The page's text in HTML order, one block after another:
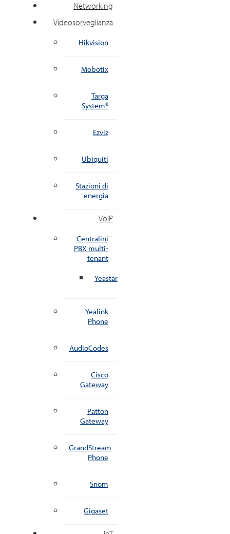
Networking
Videosorveglianza
Hikvision
Mobotix
Targa
System®
Ezviz
Ubiquiti
Stazioni di
energia
VoIP
Centralini
PBX multi-
tenant
Yeastar
Yealink
Phone
AudioCodes
Cisco
Gateway
Patton
Gateway
GrandStream
Phone
Snom
Gigaset